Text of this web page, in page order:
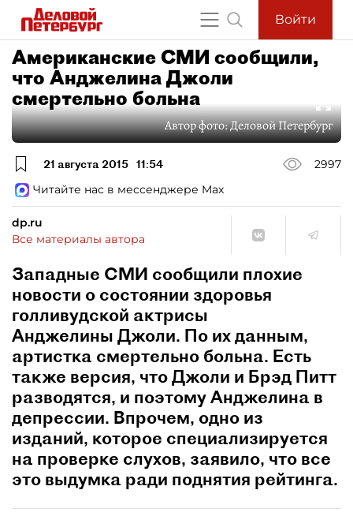
Войти
Американские СМИ сообщили,
что Анджелина Джоли
смертельно больна
Автор фото:Деловой Петербург
21 августа 2015 11:54
2997
Читайте нас в мессенджере Max
dp.ru
Все материалы автора
Западные СМИ сообщили плохие
новости о состоянии здоровья
голливудской актрисы
Анджелины Джоли. По их данным,
артистка смертельно больна. Есть
также версия, что Джоли и Брэд Питт
разводятся, и поэтому Анджелина в
депрессии. Впрочем, одно из
изданий, которое специализируется
на проверке слухов, заявило, что все
это выдумка ради поднятия рейтинга.